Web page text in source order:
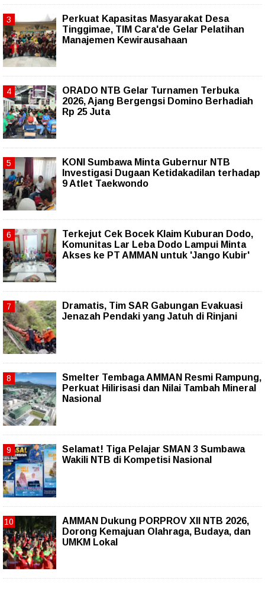
Perkuat Kapasitas Masyarakat Desa
Tinggimae, TIM Cara'de Gelar Pelatihan
Manajemen Kewirausahaan
ORADO NTB Gelar Turnamen Terbuka
2026, Ajang Bergengsi Domino Berhadiah
Rp 25 Juta
KONI Sumbawa Minta Gubernur NTB
Investigasi Dugaan Ketidakadilan terhadap
9 Atlet Taekwondo
Terkejut Cek Bocek Klaim Kuburan Dodo,
Komunitas Lar Leba Dodo Lampui Minta
Akses ke PT AMMAN untuk 'Jango Kubir'
Dramatis, Tim SAR Gabungan Evakuasi
Jenazah Pendaki yang Jatuh di Rinjani
Smelter Tembaga AMMAN Resmi Rampung,
Perkuat Hilirisasi dan Nilai Tambah Mineral
Nasional
Selamat! Tiga Pelajar SMAN 3 Sumbawa
Wakili NTB di Kompetisi Nasional
AMMAN Dukung PORPROV XII NTB 2026,
Dorong Kemajuan Olahraga, Budaya, dan
UMKM Lokal